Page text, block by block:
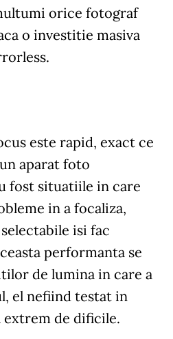
orice fotograf
o investitie masiva
este rapid, exact ce
aparat foto
fost situatiile in care
in a focaliza,
isi fac
performanta se
de lumina in care a
el nefiind testat in
de dificile.